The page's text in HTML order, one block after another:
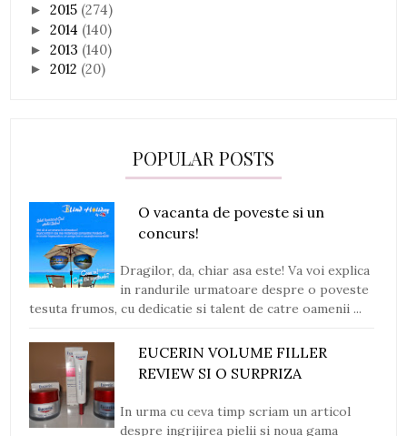
►2015 (274)
►2014 (140)
►2013 (140)
►2012 (20)
POPULAR POSTS
O vacanta de poveste si un
concurs!
Dragilor, da, chiar asa este! Va voi explica
in randurile urmatoare despre o poveste
tesuta frumos, cu dedicatie si talent de catre oamenii ...
EUCERIN VOLUME FILLER
REVIEW SI O SURPRIZA
In urma cu ceva timp scriam un articol
despre ingrijirea pielii si noua gama